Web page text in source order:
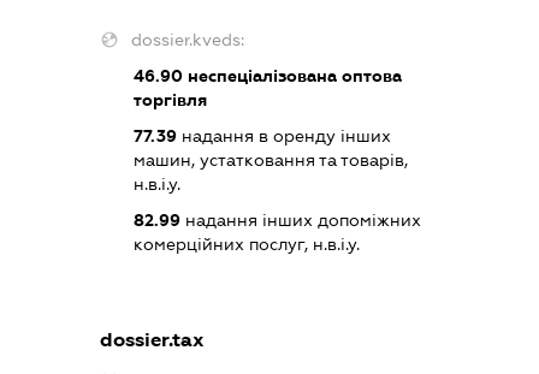
dossier.kveds:
46.90неспеціалізована оптова
торгівля
77.39надання в оренду інших
машин, устатковання та товарів,
н.в.і.у.
82.99надання інших допоміжних
комерційних послуг, н.в.і.у.
dossier.tax